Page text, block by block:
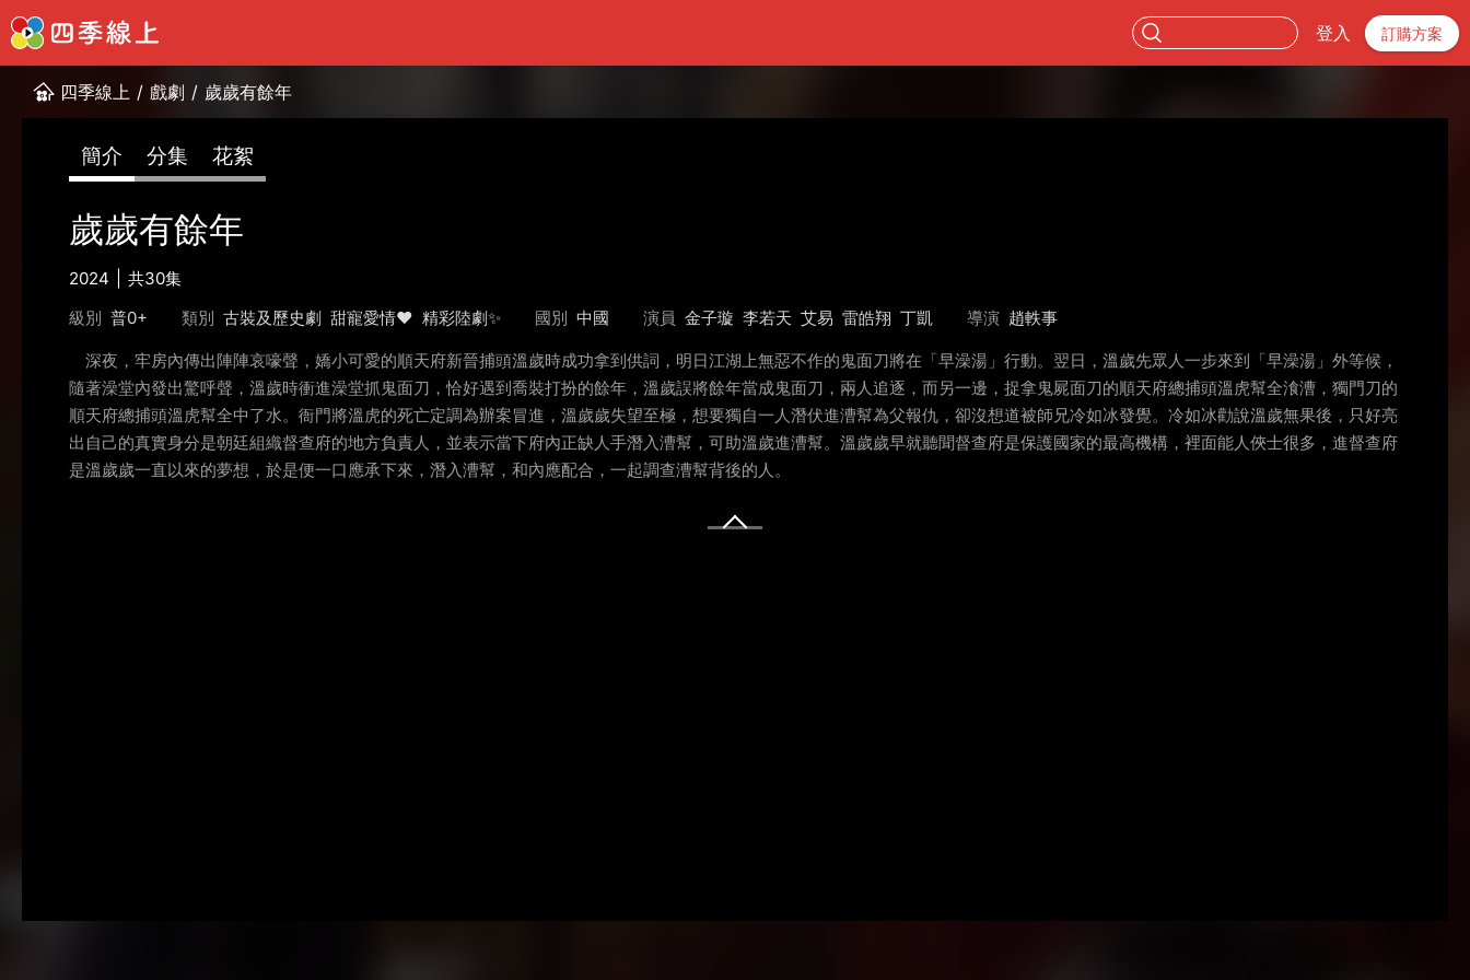
登入 訂購方案
四季線上 / 戲劇 / 歲歲有餘年
簡介 分集 花絮
歲歲有餘年
2024
共30集
級別 普0+ 類別 古裝及歷史劇 甜寵愛情❤️ 精彩陸劇✨ 國別 中國 演員 金子璇 李若天 艾易 雷皓翔 丁凱 導演 趙軼事
深夜，牢房內傳出陣陣哀嚎聲，嬌小可愛的順天府新晉捕頭溫歲時成功拿到供詞，明日江湖上無惡不作的鬼面刀將在「早澡湯」行動。翌日，溫歲先眾人一步來到「早澡湯」外等候，
隨著澡堂內發出驚呼聲，溫歲時衝進澡堂抓鬼面刀，恰好遇到喬裝打扮的餘年，溫歲誤將餘年當成鬼面刀，兩人追逐，而另一邊，捉拿鬼屍面刀的順天府總捕頭溫虎幫全湌漕，獨門刀的
順天府總捕頭溫虎幫全中了水。衙門將溫虎的死亡定調為辦案冒進，溫歲歲失望至極，想要獨自一人潛伏進漕幫為父報仇，卻沒想道被師兄冷如冰發覺。冷如冰勸說溫歲無果後，只好亮
出自己的真實身分是朝廷組織督查府的地方負責人，並表示當下府內正缺人手潛入漕幫，可助溫歲進漕幫。溫歲歲早就聽聞督查府是保護國家的最高機構，裡面能人俠士很多，進督查府
是溫歲歲一直以來的夢想，於是便一口應承下來，潛入漕幫，和內應配合，一起調查漕幫背後的人。